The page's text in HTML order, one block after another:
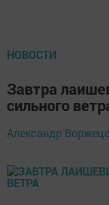
НОВОСТИ
Завтра
сильного
Александр